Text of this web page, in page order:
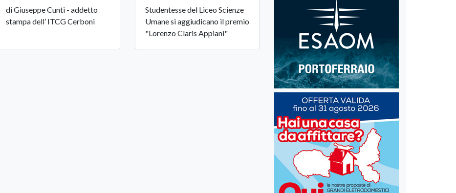
di Giuseppe Cunti - addetto
stampa dell’ ITCG Cerboni
Studentesse del Liceo Scienze
Umane si aggiudicano il premio
"Lorenzo Claris Appiani"